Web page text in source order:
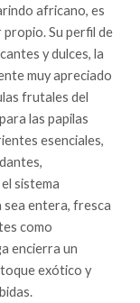
africano, es
Su perfil de
y dulces, la
muy apreciado
frutales del
las papilas
esenciales,
sistema
sea entera, fresca
como
encierra un
exótico y